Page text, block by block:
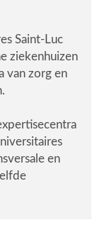
Saint-Luc
ziekenhuizen
van zorg en
en